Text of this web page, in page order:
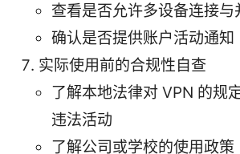
查看是否允许多设备连接与
确认是否提供账户活动通知
实际使用前的合规性自查
了解本地法律对 VPN 的规
违法活动
了解公司或学校的使用政策